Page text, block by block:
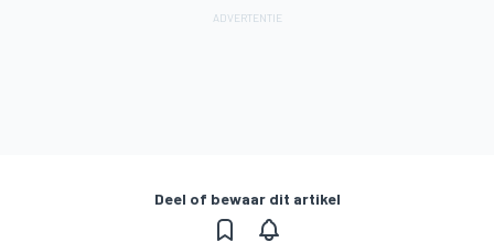
Deel of bewaar dit artikel